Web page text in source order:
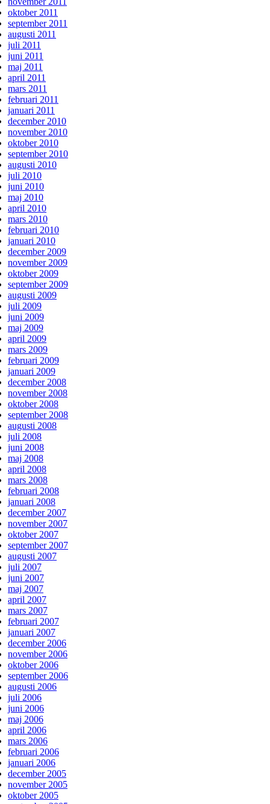
oktober 2011
september 2011
augusti 2011
juli 2011
juni 2011
maj 2011
april 2011
mars 2011
februari 2011
januari 2011
december 2010
november 2010
oktober 2010
september 2010
augusti 2010
juli 2010
juni 2010
maj 2010
april 2010
mars 2010
februari 2010
januari 2010
december 2009
november 2009
oktober 2009
september 2009
augusti 2009
juli 2009
juni 2009
maj 2009
april 2009
mars 2009
februari 2009
januari 2009
december 2008
november 2008
oktober 2008
september 2008
augusti 2008
juli 2008
juni 2008
maj 2008
april 2008
mars 2008
februari 2008
januari 2008
december 2007
november 2007
oktober 2007
september 2007
augusti 2007
juli 2007
juni 2007
maj 2007
april 2007
mars 2007
februari 2007
januari 2007
december 2006
november 2006
oktober 2006
september 2006
augusti 2006
juli 2006
juni 2006
maj 2006
april 2006
mars 2006
februari 2006
januari 2006
december 2005
november 2005
oktober 2005